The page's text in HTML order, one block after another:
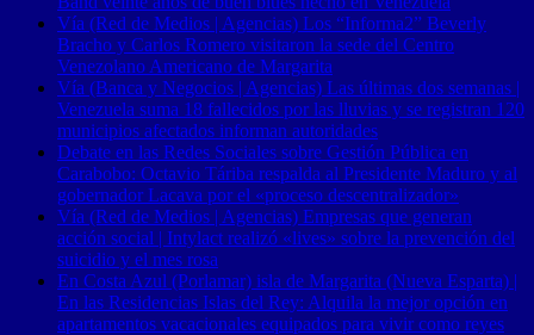
Vía (Red de Medios | Agencias) Los “Informa2” Beverly
Bracho y Carlos Romero visitaron la sede del Centro
Venezolano Americano de Margarita
Vía (Banca y Negocios | Agencias) Las últimas dos semanas |
Venezuela suma 18 fallecidos por las lluvias y se registran 120
municipios afectados informan autoridades
Debate en las Redes Sociales sobre Gestión Pública en
Carabobo: Octavio Táriba respalda al Presidente Maduro y al
gobernador Lacava por el «proceso descentralizador»
Vía (Red de Medios | Agencias) Empresas que generan
acción social | Intylact realizó «lives» sobre la prevención del
suicidio y el mes rosa
En Costa Azul (Porlamar) isla de Margarita (Nueva Esparta) |
En las Residencias Islas del Rey: Alquila la mejor opción en
apartamentos vacacionales equipados para vivir como reyes